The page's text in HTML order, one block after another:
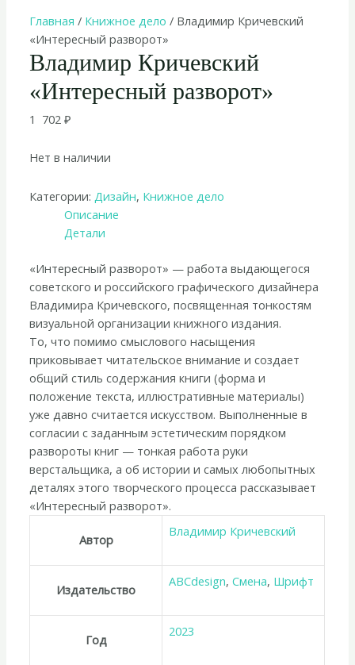
Главная / Книжное дело / Владимир Кричевский
«Интересный разворот»
Владимир Кричевский
«Интересный разворот»
1 702₽
Нет в наличии
Категории: Дизайн, Книжное дело
Описание
Детали
«Интересный разворот» — работа выдающегося
советского и российского графического дизайнера
Владимира Кричевского, посвященная тонкостям
визуальной организации книжного издания.
То, что помимо смыслового насыщения
приковывает читательское внимание и создает
общий стиль содержания книги (форма и
положение текста, иллюстративные материалы)
уже давно считается искусством. Выполненные в
согласии с заданным эстетическим порядком
развороты книг — тонкая работа руки
верстальщика, а об истории и самых любопытных
деталях этого творческого процесса рассказывает
«Интересный разворот».
Автор
Владимир Кричевский
Издательство
ABCdesign,Смена, Шрифт
Год
2023